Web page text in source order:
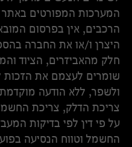
המערכות המפורטים
הרכבים, אין בפרסום
היצרן ו/או את החברה
חלק מהאביזרים, הציוד
שומרים לעצמם את הזכות
ולשפר, ללא הודעה מוקדמת
צריכת הדלק, צריכת
על פי דין לפי בדיקות
החשמל וטווח הנסיעה